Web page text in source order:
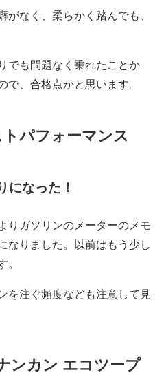
がなく、柔らかく踏んでも、
でも問題なく乗れたことか
で、合格点かと思います。
パフォーマンス
になった！
りガソリンのメーターのメモ
なりました。以前はもう少し
。
を注ぐ頻度なども注意して見
ンカン エコツープ